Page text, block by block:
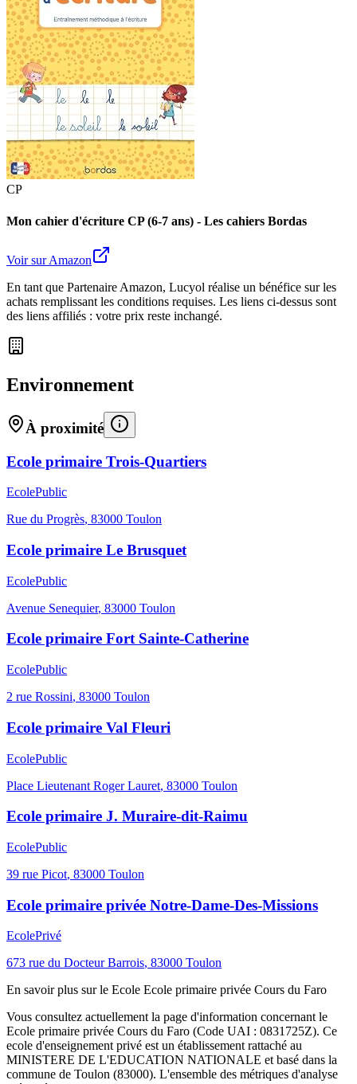
CP
Mon cahier d'écriture CP (6-7 ans) - Les cahiers Bordas
Voir sur Amazon
En tant que Partenaire Amazon, Lucyol réalise un bénéfice sur les
achats remplissant les conditions requises. Les liens ci-dessus sont
des liens affiliés : votre prix reste inchangé.
Environnement
À proximité
Ecole primaire Trois-Quartiers
EcolePublic
Rue du Progrès, 83000 Toulon
Ecole primaire Le Brusquet
EcolePublic
Avenue Senequier, 83000 Toulon
Ecole primaire Fort Sainte-Catherine
EcolePublic
2 rue Rossini, 83000 Toulon
Ecole primaire Val Fleuri
EcolePublic
Place Lieutenant Roger Lauret, 83000 Toulon
Ecole primaire J. Muraire-dit-Raimu
EcolePublic
39 rue Picot, 83000 Toulon
Ecole primaire privée Notre-Dame-Des-Missions
EcolePrivé
673 rue du Docteur Barrois, 83000 Toulon
En savoir plus sur le Ecole Ecole primaire privée Cours du Faro
Vous consultez actuellement la page d'information concernant le
Ecole primaire privée Cours du Faro (Code UAI : 0831725Z). Ce
ecole d'enseignementprivé est un établissement rattaché au
MINISTERE DE L'EDUCATION NATIONALE et basé dans la
commune de Toulon (83000). L'ensemble des métriques d'analyse